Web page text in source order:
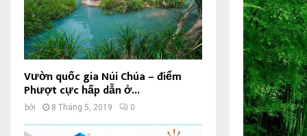
Vườn quốc gia Núi Chúa – điểm
Phượt cực hấp dẫn ở...
bởi 8 Tháng 5, 2019 0